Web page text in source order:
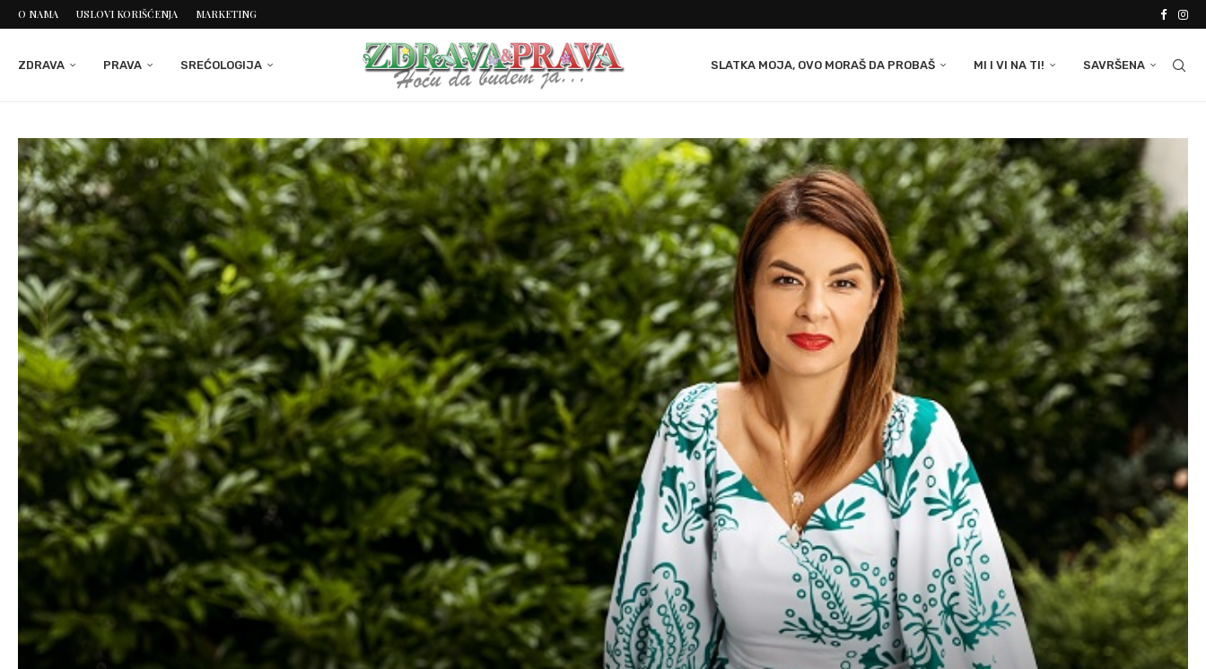
O NAMA USLOVI KORIŠĆENJA MARKETING
ZDRAVA PRAVA SREĆOLOGIJA SLATKA MOJA, OVO MORAŠ DA PROBAŠ MI I VI NA TI! SAVRŠENA